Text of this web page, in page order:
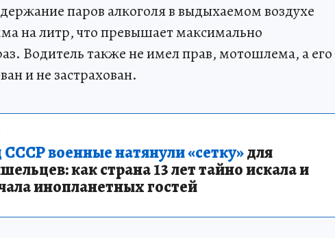
паров алкоголя в выдыхаемом воздухе
на литр, что превышает максимально
Водитель также не имел прав, мотошлема, а его
и не застрахован.
военные натянули «сетку»для
как страна 13 лет тайно искала и
инопланетных гостей